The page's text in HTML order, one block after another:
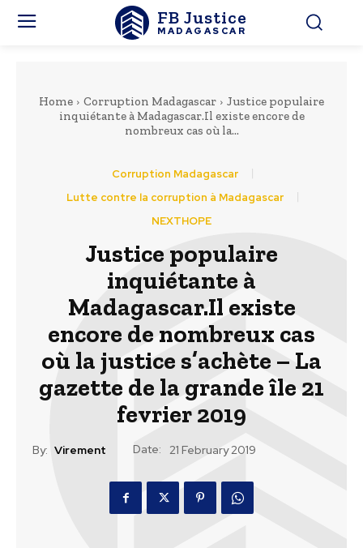
FB Justice
MADAGASCAR
Home Corruption Madagascar
Justice populaire
inquiétante à Madagascar.Il existe encore de
nombreux cas où la...
Corruption Madagascar
Lutte contre la corruption à Madagascar
NEXTHOPE
Justice populaire
inquiétante à
Madagascar.Il existe
encore de nombreux cas
où la justice s’achète – La
gazette de la grande île 21
fevrier 2019
By: Virement Date: 21 February 2019